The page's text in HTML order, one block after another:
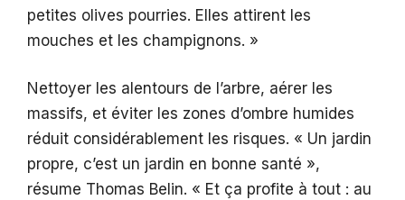
petites olives pourries. Elles attirent les
mouches et les champignons. »
Nettoyer les alentours de l’arbre, aérer les
massifs, et éviter les zones d’ombre humides
réduit considérablement les risques. « Un jardin
propre, c’est un jardin en bonne santé »,
résume Thomas Belin. « Et ça profite à tout : au